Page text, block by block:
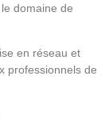
domaine de
en réseau et
professionnels de